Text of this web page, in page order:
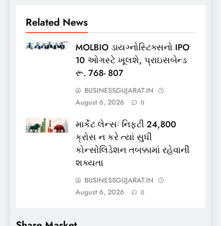
Related News
MOLBIO ડાયગ્નોસ્ટિક્સનો IPO
10 ઓગસ્ટે ખૂલશે, પ્રાઇસબેન્ડ
રૂ. 768- 807
BUSINESSGUJARAT.IN
August 6, 2026
0
માર્કેટ લેન્સઃ નિફ્ટી 24,800
ક્રોસ ન કરે ત્યાં સુધી
કોન્સોલિડેશન તબક્કામાં રહેવાની
શક્યતા
BUSINESSGUJARAT.IN
August 6, 2026
0